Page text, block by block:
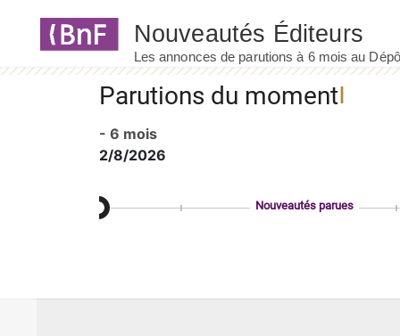
Parutions du moment
- 6 mois
2/8/2026
Nouveautés parues